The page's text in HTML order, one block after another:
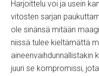
Harjoittelu voi ja usein
vitosten sarjan
ole sinänsä mitään
niissä tulee kieltämättä
aineenvaihdunnallistakin
juuri se kompromissi,